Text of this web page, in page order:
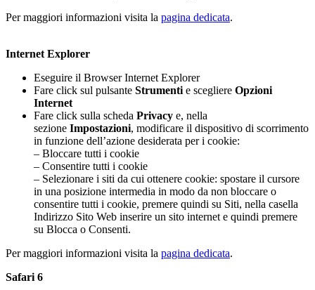
Per maggiori informazioni visita la pagina dedicata.
Internet Explorer
Eseguire il Browser Internet Explorer
Fare click sul pulsante Strumenti e scegliere Opzioni
Internet
Fare click sulla scheda Privacy e, nella
sezione Impostazioni, modificare il dispositivo di scorrimento
in funzione dell’azione desiderata per i cookie:
– Bloccare tutti i cookie
– Consentire tutti i cookie
– Selezionare i siti da cui ottenere cookie: spostare il cursore
in una posizione intermedia in modo da non bloccare o
consentire tutti i cookie, premere quindi su Siti, nella casella
Indirizzo Sito Web inserire un sito internet e quindi premere
su Blocca o Consenti.
Per maggiori informazioni visita la pagina dedicata.
Safari 6